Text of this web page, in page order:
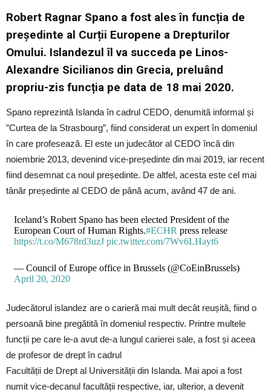
Robert Ragnar Spano a fost ales în funcția de
președinte al Curții Europene a Drepturilor
Omului. Islandezul îl va succeda pe Linos-
Alexandre Sicilianos din Grecia, preluând
propriu-zis funcția pe data de 18 mai 2020.
Spano reprezintă Islanda în cadrul CEDO, denumită informal și
”Curtea de la Strasbourg”, fiind considerat un expert în domeniul
în care profesează. El este un judecător al CEDO încă din
noiembrie 2013, devenind vice-președinte din mai 2019, iar recent
fiind desemnat ca noul președinte. De altfel, acesta este cel mai
tânăr președinte al CEDO de până acum, având 47 de ani.
Iceland’s Robert Spano has been elected President of the
European Court of Human Rights.#ECHR press release
https://t.co/M678rd3uzJ pic.twitter.com/7Wv6LHayt6
— Council of Europe office in Brussels (@CoEinBrussels)
April 20, 2020
Judecătorul islandez are o carieră mai mult decât reușită, fiind o
persoană bine pregătită în domeniul respectiv. Printre multele
funcții pe care le-a avut de-a lungul carierei sale, a fost și aceea
de profesor de drept în cadrul
Facultății de Drept al Universității din Islanda. Mai apoi a fost
numit vice-decanul facultății respective, iar, ulterior, a devenit